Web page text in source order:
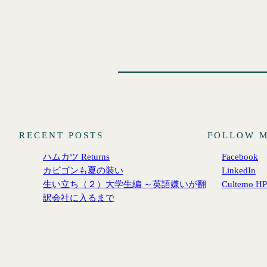
RECENT POSTS
ハムカツ Returns
カビゴンも夏の装い
生い立ち（２）大学生編 ～英語嫌いが翻
訳会社に入るまで
FOLLOW
Facebook
LinkedIn
Cultemo HP